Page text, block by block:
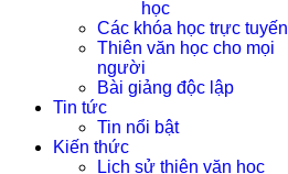
học
Các khóa học trực tuyến
Thiên văn học cho mọi
người
Bài giảng độc lập
Tin tức
Tin nổi bật
Kiến thức
Lịch sử thiên văn học